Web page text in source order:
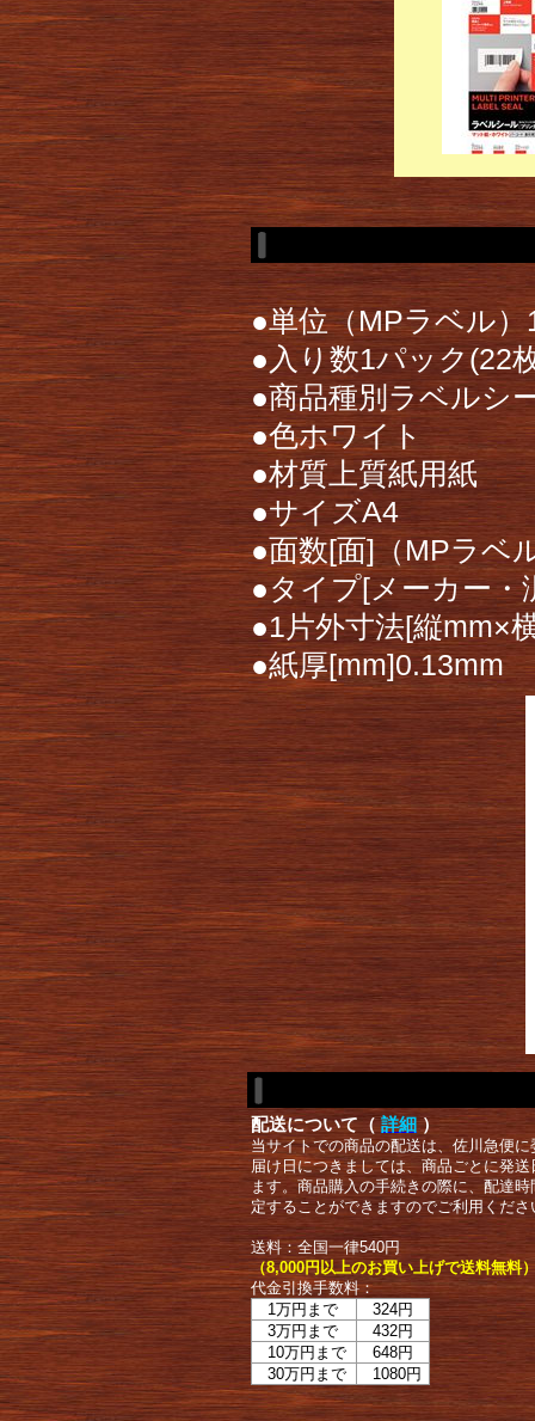
●単位（MPラベル
●入り数1パック(22
●商品種別ラベルシ
●色ホワイト
●材質上質紙用紙
●サイズA4
●面数[面]（MPラベ
●タイプ[メーカー・
●1片外寸法[縦mm×
●紙厚[mm]0.13mm
配送について（ 詳細 ）
当サイトでの商品の配送は、佐川急便
届け日につきましては、商品ごとに発
ます。商品購入の手続きの際に、配達
定することができますのでご利用くださ
送料：全国一律540円
（8,000円以上のお買い上げで送料無料
代金引換手数料：
1万円まで
324円
3万円まで
432円
10万円まで
648円
30万円まで
1080円